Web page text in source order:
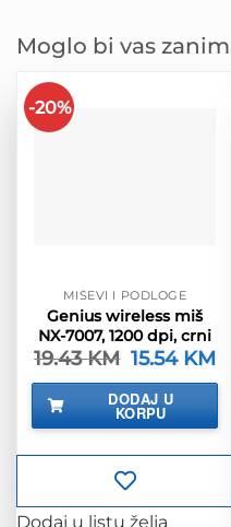
Moglo bi vas
-20%
MIŠEVI I PODLOGE
Genius wireless miš
NX-7007, 1200 dpi, crni
19.43KM Izvorna
cijena
bila
je:
19.43 KM.
15.54 KM
je:
DODAJ U
KORPU
Dodaj u listu želja